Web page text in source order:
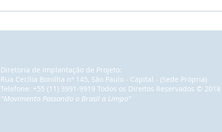
ocupar lugar à Mesa de
Autoridades nos eventos de
Lançamento do Projeto
Social do Cidadão
Diretoria de Implantação de Projeto:
Rua Cecília Bonilha nº 145, São Paulo - Capital - (Sede Própria)
Telefone: +55 (11) 3991-9919 Todos os Direitos Reservados​ © 2018
"Movimento Passando o Brasil a Limpo"